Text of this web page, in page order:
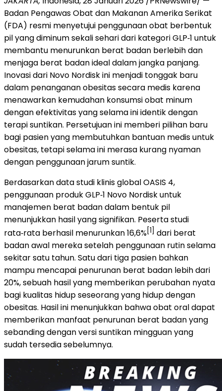
Badan Pengawas Obat dan Makanan Amerika Serikat
(FDA) resmi menyetujui penggunaan obat berbentuk
pil yang diminum sekali sehari dari kategori GLP‑1 untuk
membantu menurunkan berat badan berlebih dan
menjaga berat badan ideal dalam jangka panjang.
Inovasi dari Novo Nordisk ini menjadi tonggak baru
dalam penanganan obesitas secara medis karena
menawarkan kemudahan konsumsi obat minum
dengan efektivitas yang selama ini identik dengan
terapi suntikan. Persetujuan ini memberi pilihan baru
bagi pasien yang membutuhkan bantuan medis untuk
obesitas, tetapi selama ini merasa kurang nyaman
dengan penggunaan jarum suntik.
Berdasarkan data studi klinis global OASIS 4,
penggunaan produk GLP‑1 Novo Nordisk untuk
manajemen berat badan dalam bentuk pil
menunjukkan hasil yang signifikan. Peserta studi
rata‑rata berhasil menurunkan 16,6%[1] dari berat
badan awal mereka setelah penggunaan rutin selama
sekitar satu tahun. Satu dari tiga pasien bahkan
mampu mencapai penurunan berat badan lebih dari
20%, sebuah hasil yang memberikan perubahan nyata
bagi kualitas hidup seseorang yang hidup dengan
obesitas. Hasil ini menunjukkan bahwa obat oral dapat
memberikan manfaat penurunan berat badan yang
sebanding dengan versi suntikan mingguan yang
sudah tersedia sebelumnya.